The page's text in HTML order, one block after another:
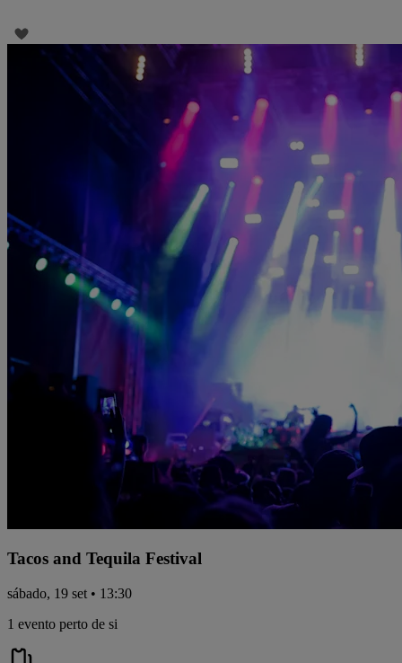
Tacos and Tequila Festival
sábado, 19 set • 13:30
1 evento perto de si